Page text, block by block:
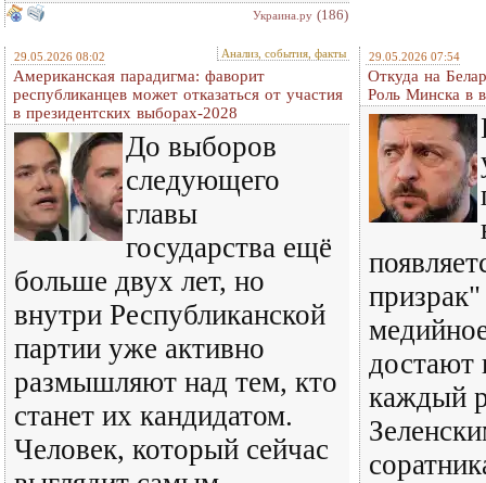
Украина.ру (186)
29.05.2026 08:02 Анализ, события, факты
Американская парадигма: фаворит
республиканцев может отказаться от участия
в президентских выборах-2028
До выборов
следующего
главы
государства ещё
больше двух лет, но
внутри Республиканской
партии уже активно
размышляют над тем, кто
станет их кандидатом.
Человек, который сейчас
29.05.2026 07:54
Откуда на
Роль Минска в
достают
каждый